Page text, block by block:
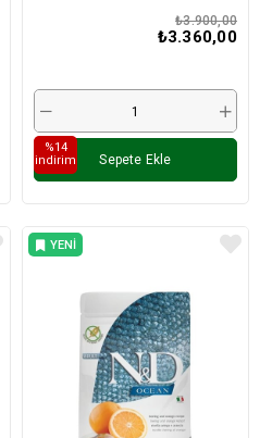
₺3.360,00
₺3.900,00
Sepete Ekle
%14
i̇ndirim
YENI